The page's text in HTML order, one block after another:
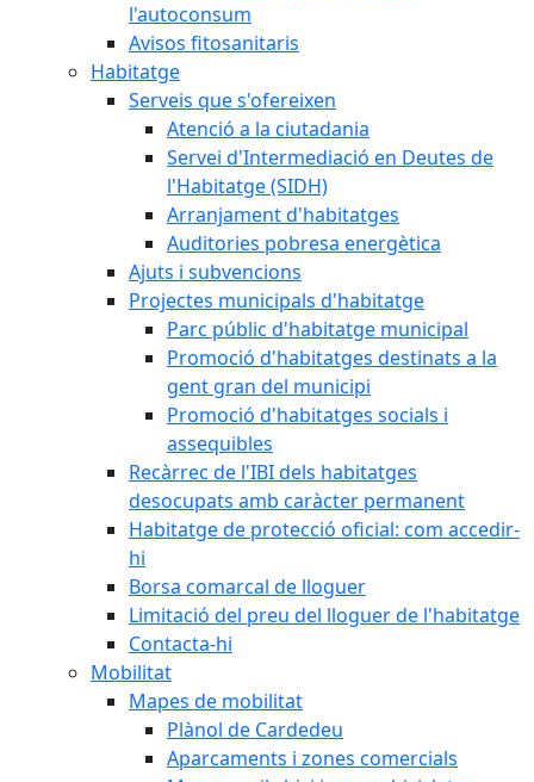
l'autoconsum
Avisos fitosanitaris
Habitatge
Serveis que s'ofereixen
Atenció a la ciutadania
Servei d'Intermediació en Deutes de
l'Habitatge (SIDH)
Arranjament d'habitatges
Auditories pobresa energètica
Ajuts i subvencions
Projectes municipals d'habitatge
Parc públic d'habitatge municipal
Promoció d'habitatges destinats a la
gent gran del municipi
Promoció d'habitatges socials i
assequibles
Recàrrec de l'IBI dels habitatges
desocupats amb caràcter permanent
Habitatge de protecció oficial: com accedir-
hi
Borsa comarcal de lloguer
Limitació del preu del lloguer de l'habitatge
Contacta-hi
Mobilitat
Mapes de mobilitat
Plànol de Cardedeu
Aparcaments i zones comercials